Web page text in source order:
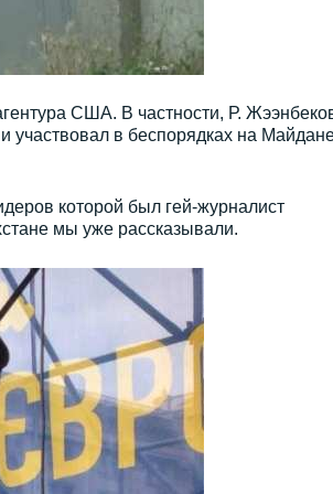
США. В частности, Р.
участвовал в беспорядках на
которой был гей-журналист
мы уже рассказывали.